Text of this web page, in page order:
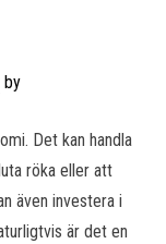
by
Det kan handla
röka eller att
även investera i
är det en